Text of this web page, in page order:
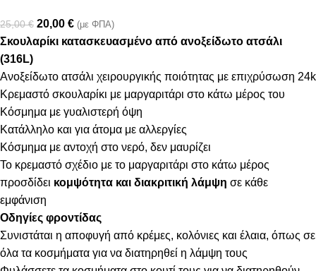
25,00€ 20,00 € (με ΦΠΑ)
Σκουλαρίκι κατασκευασμένο από ανοξείδωτο ατσάλι
(316L)
Ανοξείδωτο ατσάλι χειρουργικής ποιότητας με επιχρύσωση 24k
Κρεμαστό σκουλαρίκι με μαργαριτάρι στο κάτω μέρος του
Κόσμημα με γυαλιστερή όψη
Κατάλληλο και για άτομα με αλλεργίες
Κόσμημα με αντοχή στο νερό, δεν μαυρίζει
Το κρεμαστό σχέδιο με το μαργαριτάρι στο κάτω μέρος
προσδίδει κομψότητα και διακριτική λάμψη σε κάθε
εμφάνιση
Οδηγίες φροντίδας
Συνιστάται η αποφυγή από κρέμες, κολόνιες και έλαια, όπως σε
όλα τα κοσμήματα για να διατηρηθεί η λάμψη τους